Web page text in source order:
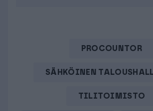
PROCOUNTOR
SÄHKÖINEN
TILITOIMISTO